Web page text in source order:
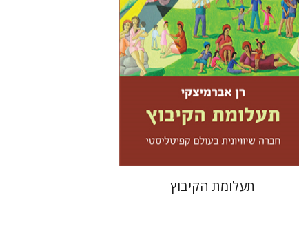
הנחת אתר ספר מודפס
$35
$32
תעלומת הקיבוץ